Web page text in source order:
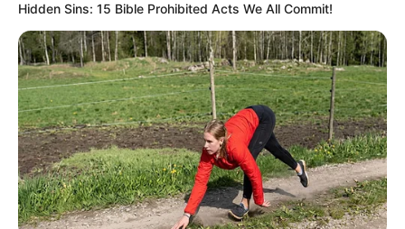
Hidden Sins: 15 Bible Prohibited Acts We All Commit!